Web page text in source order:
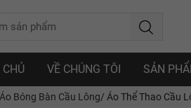
VỀ CHÚNG TÔI SẢN
Bóng Bàn Cầu Lông/ Áo Thể Thao Cầu